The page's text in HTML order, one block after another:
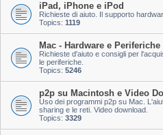
iPad, iPhone e iPod
Richieste di aiuto. Il supporto
Topics: 1119
Mac - Hardware e Periferiche
Richieste d'aiuto e consigli per
le periferiche.
Topics: 5246
p2p su Macintosh e Video
Uso dei programmi p2p su Mac.
sharing e le reti. Video download.
Topics: 3329